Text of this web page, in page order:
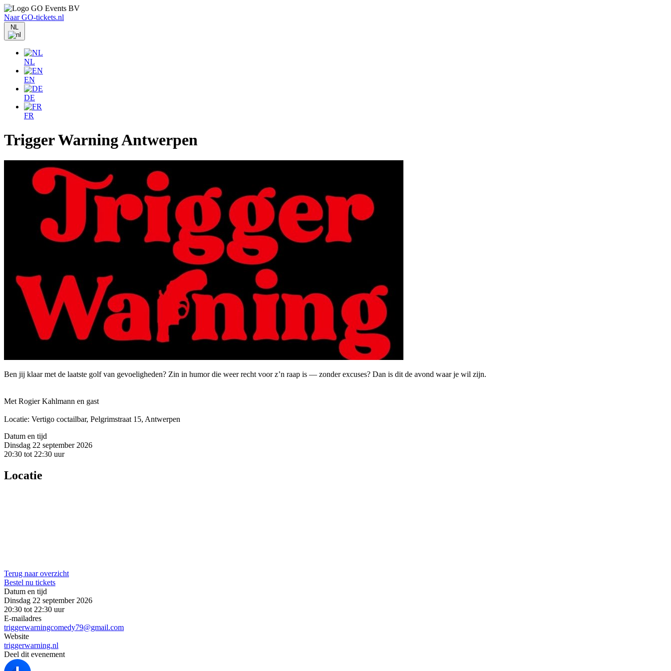
Naar GO-tickets.nl
NL
NL
EN
DE
FR
Trigger Warning Antwerpen
Ben jij klaar met de laatste golf van gevoeligheden? Zin in humor die weer recht voor z’n raap is — zonder excuses? Dan is dit de avond waar je wil zijn.
Met Rogier Kahlmann en gast
Locatie: Vertigo coctailbar, Pelgrimstraat 15, Antwerpen
Datum en tijd
Dinsdag 22 september 2026
20:30 tot 22:30 uur
Locatie
Terug naar overzicht
Bestel nu tickets
Datum en tijd
Dinsdag 22 september 2026
20:30 tot 22:30 uur
E-mailadres
triggerwarningcomedy79@gmail.com
Website
triggerwarning.nl
Deel dit evenement